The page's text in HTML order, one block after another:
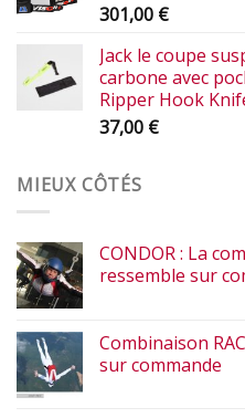
301,00 €
Jack le coupe
carbone avec
Ripper Hook
37,00 €
MIEUX CÔTÉS
CONDOR : La
ressemble sur
Combinaison
sur commande